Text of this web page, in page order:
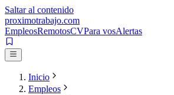
Saltar al contenido
proximotrabajo.com
EmpleosRemotosCVPara vosAlertas
Inicio
Empleos